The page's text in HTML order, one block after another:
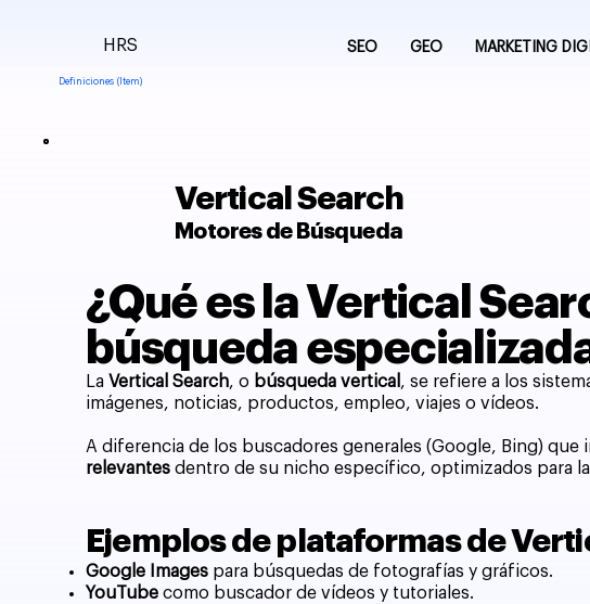
SEO GEO MARKETING
Definiciones (Item)
HRS
Vertical Search
Motores de Búsqueda
¿Qué es la Vertical
búsqueda
La Vertical Search, o búsqueda vertical , se refiere a los
imágenes, noticias, productos, empleo, viajes o vídeos.
A diferencia de los buscadores generales (Google, Bing)
relevantes dentro de su nicho específico, optimizados para
Ejemplos de plataformas de
Google Images para búsquedas de fotografías y gráficos.
YouTube como buscador de vídeos y tutoriales.